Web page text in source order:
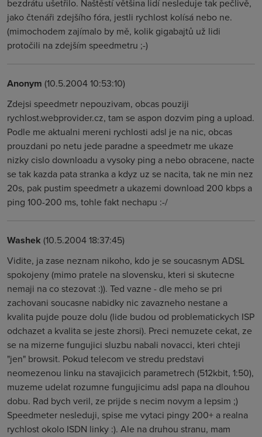
bezdrátu ušetřilo. Naštěstí většina lidí nesleduje tak pečlivě,
jako čtenáři zdejšího fóra, jestli rychlost kolísá nebo ne.
(mimochodem zajímalo by mě, kolik gigabajtů už lidi
protočili na zdejším speedmetru ;-)
Anonym (10.5.2004 10:53:10)
Zdejsi speedmetr nepouzivam, obcas pouziji
rychlost.webprovider.cz, tam se aspon dozvim ping a upload.
Podle me aktualni mereni rychlosti adsl je na nic, obcas
prouzdani po netu jede paradne a speedmetr me ukaze
nizky cislo downloadu a vysoky ping a nebo obracene, nacte
se tak kazda pata stranka a kdyz uz se nacita, tak ne min nez
20s, pak pustim speedmetr a ukazemi download 200 kbps a
ping 100-200 ms, tohle fakt nechapu :-/
Washek (10.5.2004 18:37:45)
Vidite, ja zase neznam nikoho, kdo je se soucasnym ADSL
spokojeny (mimo pratele na slovensku, kteri si skutecne
nemaji na co stezovat :)). Ted vazne - dle meho se pri
zachovani soucasne nabidky nic zavazneho nestane a
kvalita pujde pouze dolu (lide budou od problematickych ISP
odchazet a kvalita se jeste zhorsi). Preci nemuzete cekat, ze
se na mizerne fungujici sluzbu nabali novacci, kteri chteji
"jen" browsit. Pokud telecom ve stredu predstavi
neomezenou linku na stavajicich parametrech (512kbit, 1:50),
muzeme udelat rozumne fungujicimu adsl papa na dlouhou
dobu. Rad bych veril, ze prijde s necim novym a lepsim ;)
Speedmeter nesleduji, spise me vytaci pingy 200+ a realna
rychlost okolo ISDN linky :). Ale na druhou stranu, mam